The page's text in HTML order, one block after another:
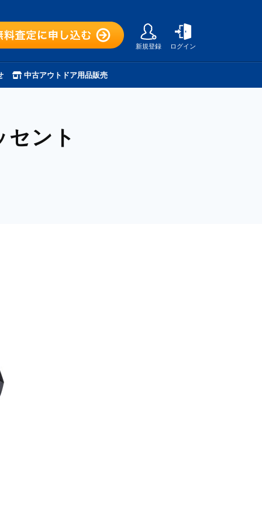
新規登録 ログイン
中古アウトドア用品販売
セント